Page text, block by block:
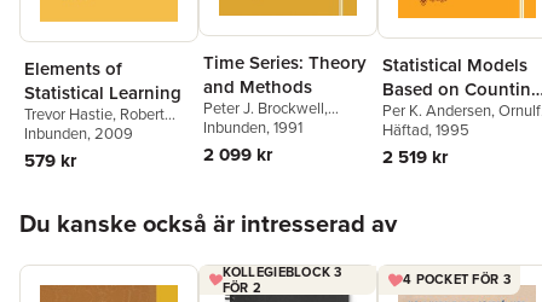
Elements of
Statistical Learning
Trevor Hastie, Robert
Tibshirani,Jerome
Friedman
Inbunden, 2009
579 kr
Time Series: Theory
and Methods
Peter J. Brockwell,
Richard A. Davis
Inbunden, 1991
2 099 kr
Statistical Models
Based on Counting
Processes
Per K. Andersen,Ornulf
Borgan,Richard D. Gill
Niels Keiding
Häftad, 1995
2 519 kr
Du kanske också är intresserad av
KOLLEGIEBLOCK 3
FÖR 2
4 POCKET FÖR 3